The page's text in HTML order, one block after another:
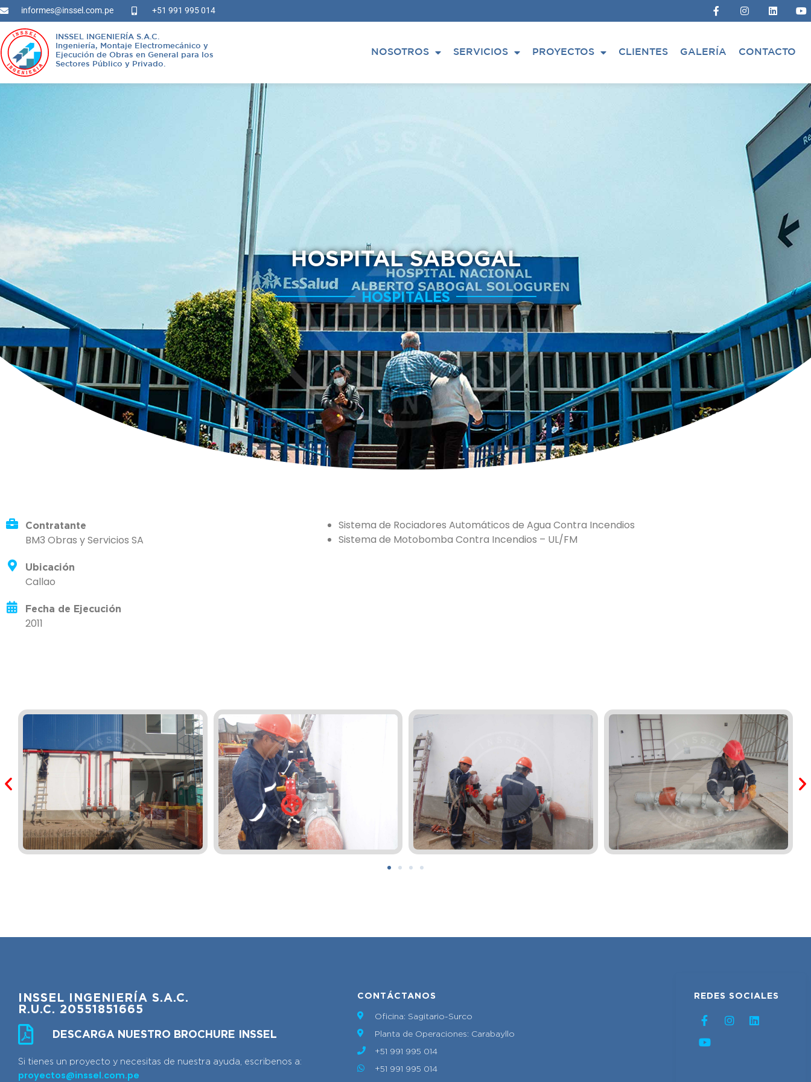
informes@inssel.com.pe +51 991 995 014
INSSEL INGENIERÍA S.A.C.
Ingeniería, Montaje Electromecánico y
Ejecución de Obras en General para los
Sectores Público y Privado.
NOSOTROS SERVICIOS PROYECTOS CLIENTES GALERÍA CONTACTO
HOSPITAL SABOGAL
HOSPITALES
Contratante
BM3 Obras y Servicios SA
Ubicación
Callao
Fecha de Ejecución
2011
Sistema de Rociadores Automáticos de Agua Contra Incendios
Sistema de Motobomba Contra Incendios – UL/FM
INSSEL INGENIERÍA S.A.C.
R.U.C. 20551851665
DESCARGA NUESTRO BROCHURE INSSEL
Si tienes un proyecto y necesitas de nuestra ayuda, escribenos a:
proyectos@inssel.com.pe
CONTÁCTANOS
Oficina: Sagitario-Surco
Planta de Operaciones: Carabayllo
+51 991 995 014
+51 991 995 014
REDES SOCIALES